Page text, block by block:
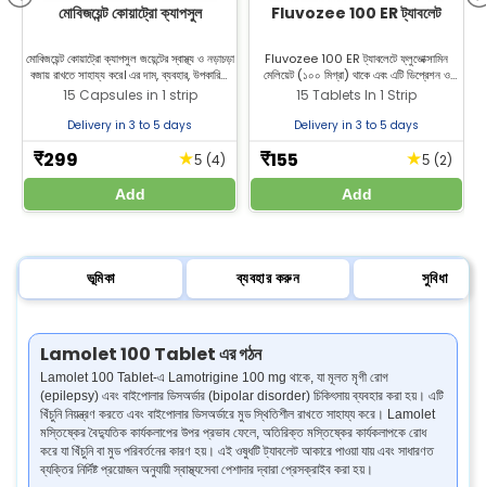
মোবিজয়েন্ট কোয়াট্রো ক্যাপসুল
মোবিজয়েন্ট কোয়াট্রো ক্যাপসুল জয়েন্টের স্বাস্থ্য ও নড়াচড়া
বজায় রাখতে সাহায্য করে। এর দাম, ব্যবহার, উপকারিতা
এবং পার্শ্বপ্রতিক্রিয়া সম্পর্কে জানুন। জিল্যাব ফার্মেসি
থেকে অনলাইনে কিনুন।
15 Capsules in 1 strip
Delivery in 3 to 5 days
₹299 ★5 (4)
Add
Fluvozee 100 ER ট্যাবলেট
Fluvozee 100 ER ট্যাবলেটে ফ্লুভোক্সামিন
মেলিয়েট (১০০ মিগ্রা) থাকে এবং এটি ডিপ্রেশন ও
OCD চিকিৎসায় ব্যবহৃত হয়। সেরা দামে Zeelab
Pharmacy থেকে ফ্লুভোক্সামিন মেলিয়েট কিনুন।
15 Tablets In 1 Strip
Delivery in 3 to 5 days
₹155 ★5 (2)
Add
ভূমিকা ব্যবহার করুন সুবিধা
Lamolet 100 Tablet এর গঠন
Lamolet 100 Tablet-এ Lamotrigine 100 mg থাকে, যা মূলত মৃগী রোগ
(epilepsy) এবং বাইপোলার ডিসঅর্ডার (bipolar disorder) চিকিৎসায় ব্যবহার করা হয়। এটি
খিঁচুনি নিয়ন্ত্রণ করতে এবং বাইপোলার ডিসঅর্ডারে মুড স্থিতিশীল রাখতে সাহায্য করে। Lamolet
মস্তিষ্কের বৈদ্যুতিক কার্যকলাপের উপর প্রভাব ফেলে, অতিরিক্ত মস্তিষ্কের কার্যকলাপকে রোধ
করে যা খিঁচুনি বা মুড পরিবর্তনের কারণ হয়। এই ওষুধটি ট্যাবলেট আকারে পাওয়া যায় এবং সাধারণত
ব্যক্তির নির্দিষ্ট প্রয়োজন অনুযায়ী স্বাস্থ্যসেবা পেশাদার দ্বারা প্রেসক্রাইব করা হয়।